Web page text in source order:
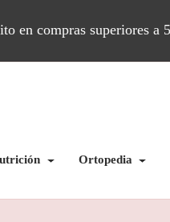
en compras superiores a
Ortopedia